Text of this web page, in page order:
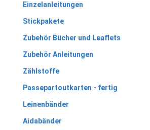
Einzelanleitungen
Stickpakete
Zubehör Bücher und Leaflets
Zubehör Anleitungen
Zählstoffe
Passepartoutkarten - fertig
Leinenbänder
Aidabänder